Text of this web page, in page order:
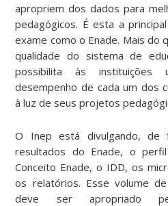
apropriem dos dados para
pedagógicos. É esta a
exame como o Enade. Mais do
qualidade do sistema de
possibilita às instituições
desempenho de cada um dos
à luz de seus projetos
O Inep está divulgando, de
resultados do Enade, o
Conceito Enade, o IDD, os
os relatórios. Esse volume
deve ser apropriado